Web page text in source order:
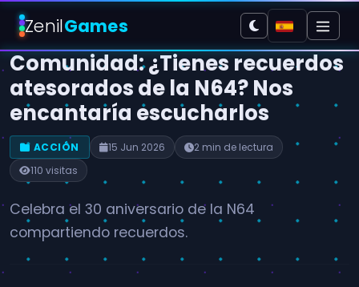
ZenilGames
Comunidad: ¿Tienes recuerdos
atesorados de la N64? Nos
encantaría escucharlos
ACCIÓN 15 Jun 2026
2 min de lectura
110 visitas
Celebra el 30 aniversario de la N64
compartiendo recuerdos.